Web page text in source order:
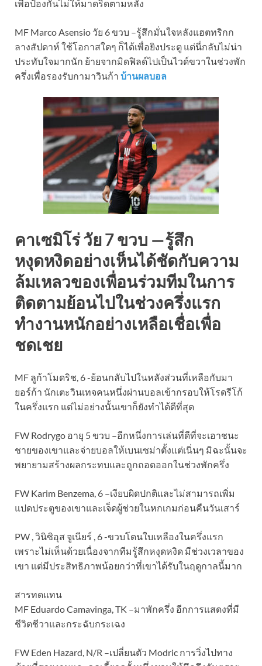
เพื่อป้องกันไม่ให้มาดริดตามหลัง
MF Marco Asensio วัย 6 ขวบ –รู้สึกมั่นใจหลังแฮตทริกก
ลางสัปดาห์ ใช้โอกาสใดๆ ก็ได้เพื่อยิงประตู แต่นี่กลับไม่น่า
ประทับใจมากนัก ย้ายจากมิดฟิลด์ไปเป็นไวด์ขวาในช่วงพัก
ครึ่งเพื่อรองรับกามาวินก้า บ้านผลบอล
คาเซมิโร่ วัย 7 ขวบ —รู้สึก
หงุดหงิดอย่างเห็นได้ชัดกับความ
ล้มเหลวของเพื่อนร่วมทีมในการ
ติดตามย้อนไปในช่วงครึ่งแรก
ทำงานหนักอย่างเหลือเชื่อเพื่อ
ชดเชย
MF ลูก้าโมดริช, 6 -ย้อนกลับไปในหลังส่วนที่เหลือกับมา
ยอร์ก้า นักเตะวินเทจคนหนึ่งผ่านบอลเข้ากรอบให้โรดรีโก้
ในครึ่งแรก แต่ไม่อย่างนั้นเขาก็ยังทำได้ดีที่สุด
FW Rodrygo อายุ 5 ขวบ –อีกหนึ่งการเล่นที่ดีที่จะเอาชนะ
ชายของเขาและจ่ายบอลให้เบนเซม่าตั้งแต่เนิ่นๆ มิฉะนั้นจะ
พยายามสร้างผลกระทบและถูกถอดออกในช่วงพักครึ่ง
FW Karim Benzema, 6 –เงียบผิดปกติและไม่สามารถเพิ่ม
แปดประตูของเขาและเจ็ดผู้ช่วยในหกเกมก่อนคืนวันเสาร์
PW , วินิซิอุส จูเนียร์ , 6 -ขวบโดนใบเหลืองในครึ่งแรก
เพราะไม่เห็นด้วยเนื่องจากทีมรู้สึกหงุดหงิด มีช่วงเวลาของ
เขา แต่มีประสิทธิภาพน้อยกว่าที่เขาได้รับในฤดูกาลนี้มาก
สารทดแทน
MF Eduardo Camavinga, TK –มาพักครึ่ง อีกการแสดงที่มี
ชีวิตชีวาและกระฉับกระเฉง
FW Eden Hazard, N/R –เปลี่ยนตัว Modric การวิ่งไปทาง